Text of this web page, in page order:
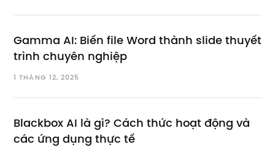
Gamma AI: Biến file Word thành slide thuyết
trình chuyên nghiệp
1 THÁNG 12, 2025
Blackbox AI là gì? Cách thức hoạt động và
các ứng dụng thực tế